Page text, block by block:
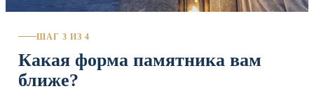
ШАГ 3 ИЗ 4
Какая форма памятника вам
ближе?